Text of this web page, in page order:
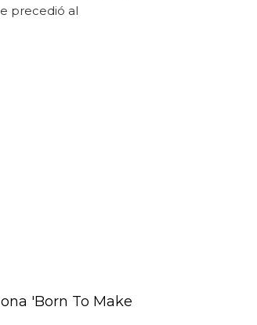
precedió al
'Born To Make